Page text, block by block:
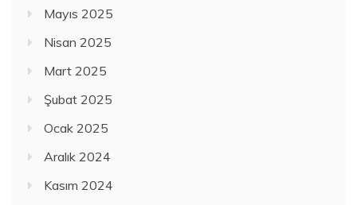
Mayıs 2025
Nisan 2025
Mart 2025
Şubat 2025
Ocak 2025
Aralık 2024
Kasım 2024